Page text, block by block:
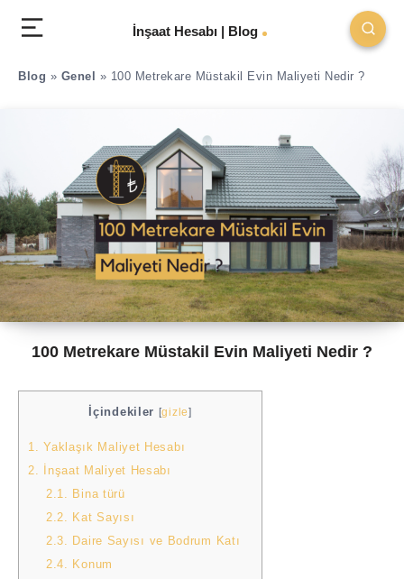
İnşaat Hesabı | Blog
Blog » Genel » 100 Metrekare Müstakil Evin Maliyeti Nedir ?
100 Metrekare Müstakil Evin Maliyeti Nedir ?
İçindekiler [gizle]
1.
Yaklaşık Maliyet Hesabı
2.
İnşaat Maliyet Hesabı
2.1.
Bina türü
2.2.
Kat Sayısı
2.3.
Daire Sayısı ve Bodrum Katı
2.4.
Konum